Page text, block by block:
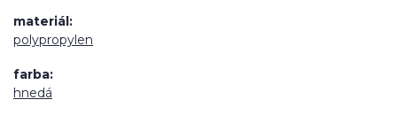
materiál
polypropylen
farba
hnedá